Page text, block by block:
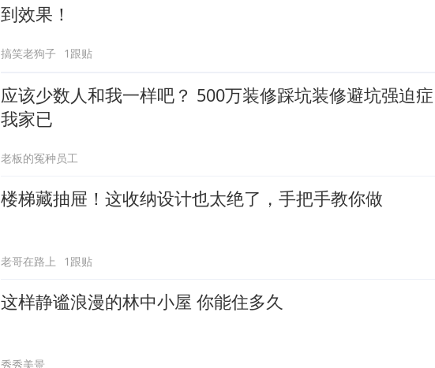
到效果！
搞笑老狗子 1跟贴
应该少数人和我一样吧？ 500万装修踩坑装修避坑强迫症
我家已
老板的冤种员工
楼梯藏抽屉！这收纳设计也太绝了，手把手教你做
老哥在路上 1跟贴
这样静谧浪漫的林中小屋 你能住多久
秀秀美景